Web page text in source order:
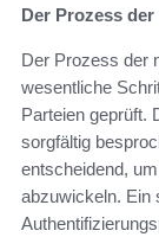
Der Prozess
Der Prozess der
wesentliche
Parteien geprüft.
sorgfältig
entscheidend,
abzuwickeln. Ein